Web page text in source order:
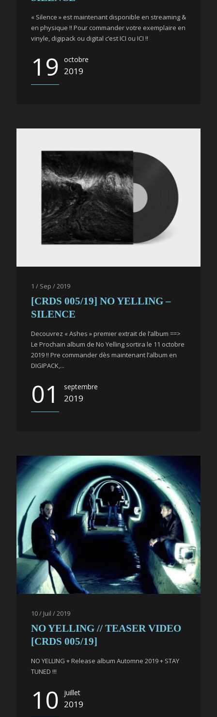
« Silence » est maintenant disponible en streaming &
en physique !! Pour commander votre exemplaire en
vinyle, digipack ou digital c’est ICI ou ICI !!
19 octobre
2019
1 / Sep / 2019
[CRDS 005/19] NO YELLING –
SILENCE
Decouvrez « Ashes » premier extrait de l’album ==>
Le Prochain album de No Yelling sortira le 11 octobre
2019 !! Pre commander dès maintenant l’album en
DIGIPACK,...
01 septembre
2019
10 / Juil / 2019
NO YELLING // TEASER VIDEO
[CRDS 005/19]
NO YELLING + Release album Automne 2019 + STAY
TUNED !!!
10 juillet
2019